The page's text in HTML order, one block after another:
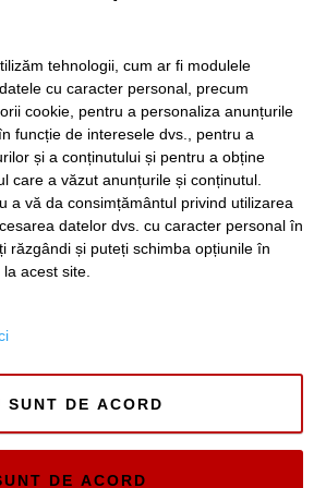
Timisoara nu mai are
toalete ecologice. De ce
sunt inchise cele de pe
malurile Begai!
Înainte
Folosinta Cookie-urilor
tehnologii, cum ar fi modulele
cu caracter personal, precum
cookie, pentru a personaliza anunțurile
funcție de interesele dvs., pentru a
și a conținutului și pentru a obține
care a văzut anunțurile și conținutul.
a vă da consimțământul privind utilizarea
datelor dvs. cu caracter personal în
răzgândi și puteți schimba opțiunile în
acest site.
SUNT DE ACORD
DE ACORD